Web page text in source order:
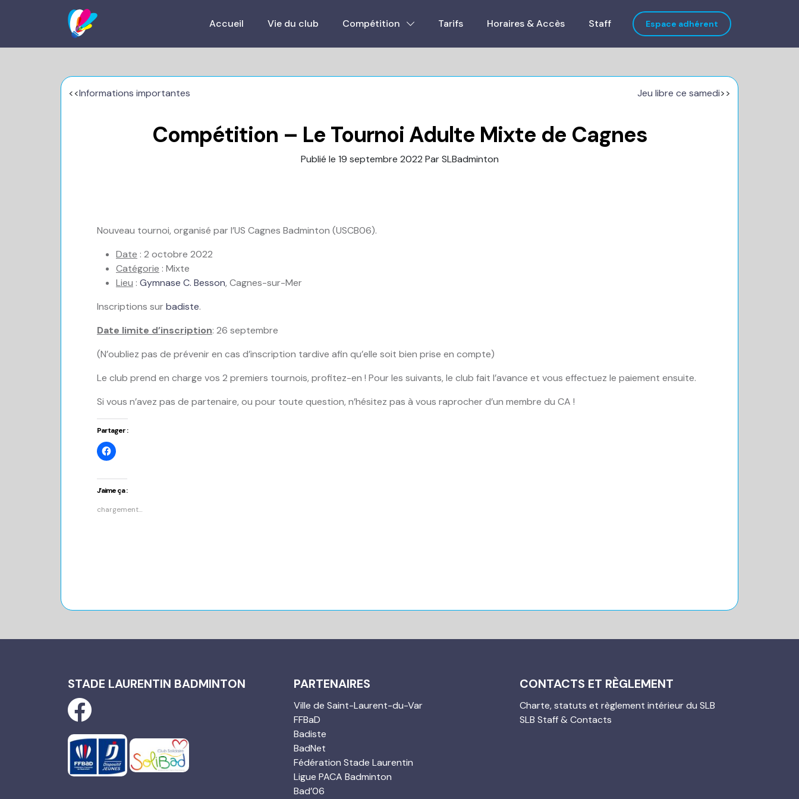
Accueil Vie du club Compétition Tarifs Horaires & Accès Staff Espace adhérent
<<Informations importantes Jeu libre ce samedi>>
Compétition – Le Tournoi Adulte Mixte de Cagnes
Publié le 19 septembre 2022 Par SLBadminton
Nouveau tournoi, organisé par l’US Cagnes Badminton (USCB06).
Date : 2 octobre 2022
Catégorie : Mixte
Lieu : Gymnase C. Besson, Cagnes-sur-Mer
Inscriptions surbadiste.
Date limite d’inscription: 26 septembre
(N’oubliez pas de prévenir en cas d’inscription tardive afin qu’elle soit bien prise en compte)
Le club prend en charge vos 2 premiers tournois, profitez-en ! Pour les suivants, le club fait l’avance et vous effectuez le paiement ensuite.
Si vous n’avez pas de partenaire, ou pour toute question, n’hésitez pas à vous raprocher d’un membre du CA !
Partager :
Cliquez
pour
Facebook(ouvre
dans
une
fenêtre)
J’aime ça :
chargement…
STADE LAURENTIN BADMINTON PARTENAIRES
Ville de Saint-Laurent-du-Var
FFBaD
Badiste
BadNet
Fédération Stade Laurentin
Ligue PACA Badminton
Bad’06
CONTACTS ET RÈGLEMENT
Charte, statuts et règlement intérieur du SLB
SLB Staff & Contacts